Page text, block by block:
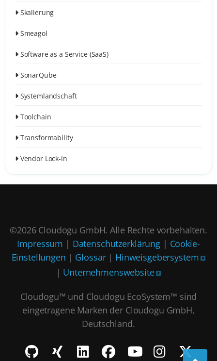
Skalierung
Smeagol
Software as a Service (SaaS)
SonarQube
Systemlandschaft
Toolchain
Transformability
Vendor Lock-in
©2026 Cloudogu GmbH. Alle Rechte vorbehalten.
Impressum | Datenschutzerklärung| Cookie-
Einstellungen | Glossar| Hinweisgebersystem
| Unternehmenswebsite
Cloudogu™ und Cloudogu EcoSystem™ sind
eingetragene Marken der Cloudogu GmbH,
Deutschland.